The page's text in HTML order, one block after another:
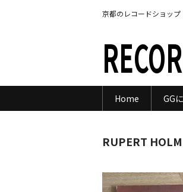
京都のレコードショッ
Home GG
RUPERT